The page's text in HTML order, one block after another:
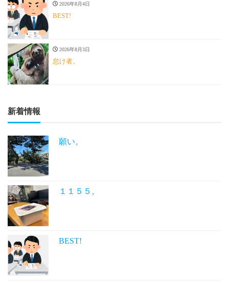
2026年8月4日
BEST!
2026年8月3日
怠け者。
新着情報
願い。
１１５５。
BEST!